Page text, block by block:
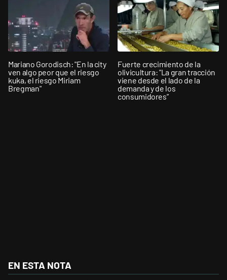
Mariano Gorodisch: "En la city
ven algo peor que el riesgo
kuka, el riesgo Miriam
Bregman"
Fuerte crecimiento de la
olivicultura: "La gran tracción
viene desde el lado de la
demanda y de los
consumidores”
EN ESTA NOTA